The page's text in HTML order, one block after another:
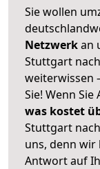
Sie wollen
Netzwerkan
Stuttgart
weiterwissen
Sie! Wenn
was kostet
Stuttgart
uns, denn wir
Antwort auf